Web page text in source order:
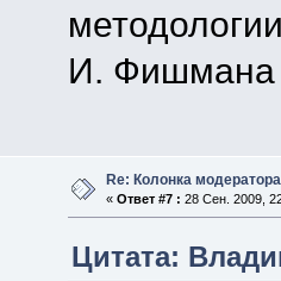
И. Фишмана
Re: Колонка модератора
« Ответ #7 : 28 Сен. 2009,
Цитата: